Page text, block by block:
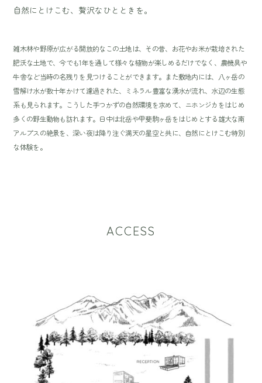
自然にとけこむ、贅沢なひとときを。
雑木林や野原が広がる開放的なこの土地は、その昔、お花やお米が栽培された
肥沃な土地で、今でも1年を通して様々な植物が楽しめるだけでなく、農機具や
牛舎など当時の名残りを見つけることができます。また敷地内には、八ヶ岳の
雪解け水が数十年かけて濾過された、ミネラル豊富な湧水が流れ、水辺の生態
系も見られます。こうした手つかずの自然環境を求めて、ニホンジカをはじめ
多くの野生動物も訪れます。日中は北岳や甲斐駒ヶ岳をはじめとする雄大な南
アルプスの絶景を、深い夜は降り注ぐ満天の星空と共に、自然にとけこむ特別
な体験を。
ACCESS